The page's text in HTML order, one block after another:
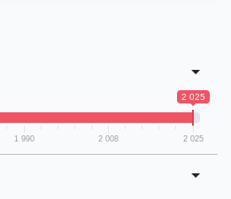
2 025
1 990 2 008 2 025